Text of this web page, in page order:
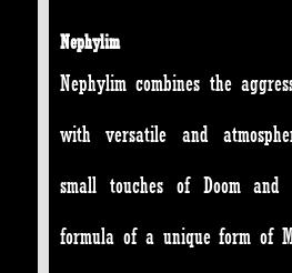
Nephylim
Nephylim combines the
with versatile and
small touches of Doom and
formula of a unique form of